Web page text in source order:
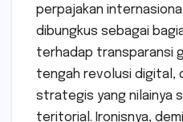
perpajakan
dibungkus sebagai
terhadap transparansi
tengah revolusi digital,
strategis yang nilainya
teritorial. Ironisnya,